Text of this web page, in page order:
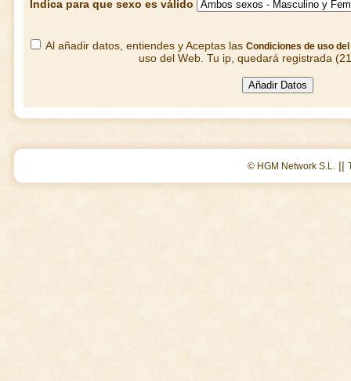
Indica para que sexo es válido
Al añadir datos, entiendes y Aceptas las Condiciones de uso del
uso del Web. Tu ip, quedará registrada
© HGM Network S.L. ||